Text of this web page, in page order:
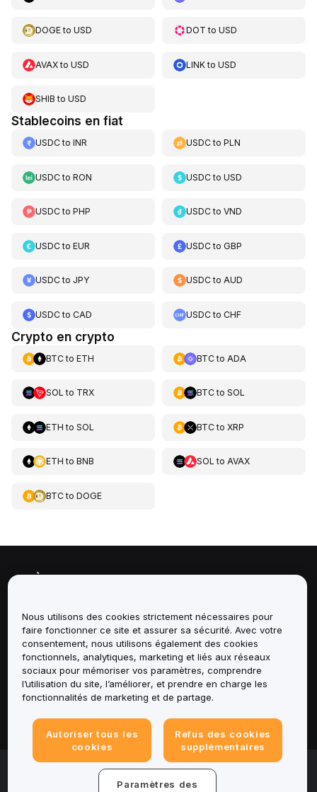
DOGEto USD DOT toUSD
AVAXto USD LINKtoUSD
SHIB to USD
Stablecoins en fiat
USDCto INR USDCtoPLN
USDCto RON USDCtoUSD
USDCto PHP USDCtoVND
USDCto EUR USDCtoGBP
USDCto JPY USDCtoAUD
USDCto CAD USDCtoCHF
Crypto en crypto
BTCto ETH BTCto ADA
SOL to TRX BTCto SOL
ETH to SOL BTCto XRP
ETH to BNB SOL to AVAX
BTCto DOGE
À propos de
Services
Assistance
Produits
Mentions légales
© 2025-2026 Bybit.eu. All rights reserved.
Conditions d'utilisation | Conditions de
Nous utilisons des cookies strictement nécessaires pour
faire fonctionner ce site et assurer sa sécurité. Avec votre
consentement, nous utilisons également des cookies
fonctionnels, analytiques, marketing et liés aux réseaux
sociaux pour mémoriser vos paramètres, comprendre
l’utilisation du site, l’améliorer, et prendre en charge les
fonctionnalités de marketing et de partage.
Autoriser tous les
cookies
Refus des cookies
supplémentaires
Paramètres des